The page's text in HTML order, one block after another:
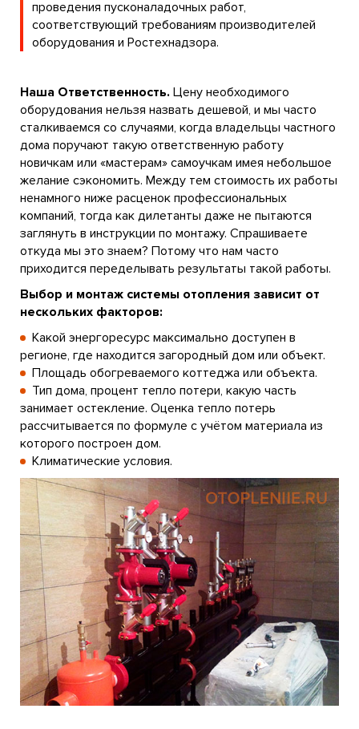
проведения пусконаладочных работ,
соответствующий требованиям производителей
оборудования и Ростехнадзора.
Наша Ответственность. Цену необходимого
оборудования нельзя назвать дешевой, и мы часто
сталкиваемся со случаями, когда владельцы частного
дома поручают такую ответственную работу
новичкам или «мастерам» самоучкам имея небольшое
желание сэкономить. Между тем стоимость их работы
ненамного ниже расценок профессиональных
компаний, тогда как дилетанты даже не пытаются
заглянуть в инструкции по монтажу. Спрашиваете
откуда мы это знаем? Потому что нам часто
приходится переделывать результаты такой работы.
Выбор и монтаж системы отопления зависит от
нескольких факторов:
Какой энергоресурс максимально доступен в
регионе, где находится загородный дом или объект.
Площадь обогреваемого коттеджа или объекта.
Тип дома, процент тепло потери, какую часть
занимает остекление. Оценка тепло потерь
рассчитывается по формуле с учётом материала из
которого построен дом.
Климатические условия.